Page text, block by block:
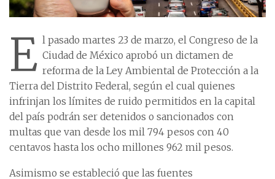
E l pasado martes 23 de marzo, el Congreso de la
Ciudad de México aprobó un dictamen de
reforma de la Ley Ambiental de Protección a la
Tierra del Distrito Federal, según el cual quienes
infrinjan los límites de ruido permitidos en la capital
del país podrán ser detenidos o sancionados con
multas que van desde los mil 794 pesos con 40
centavos hasta los ocho millones 962 mil pesos.
Asimismo se estableció que las fuentes